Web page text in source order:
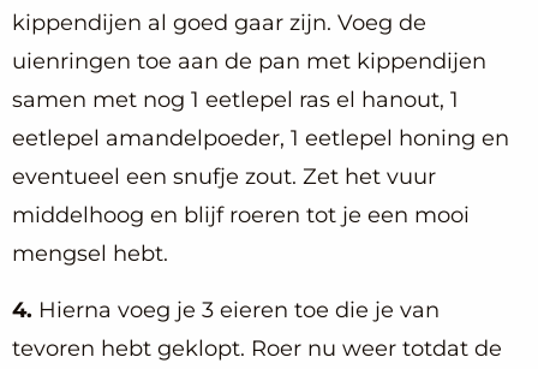
kippendijen al goed gaar zijn. Voeg de
uienringen toe aan de pan met kippendijen
samen met nog 1 eetlepel ras el hanout, 1
eetlepel amandelpoeder, 1 eetlepel honing en
eventueel een snufje zout. Zet het vuur
middelhoog en blijf roeren tot je een mooi
mengsel hebt.
4. Hierna voeg je 3 eieren toe die je van
tevoren hebt geklopt. Roer nu weer totdat de